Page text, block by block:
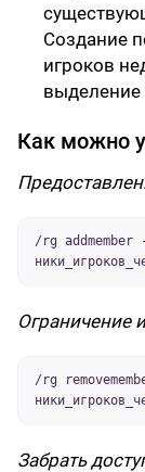
Создание
игроков
выделение
Как можно
/rg addmember
Ограничение
/rg
Забрать